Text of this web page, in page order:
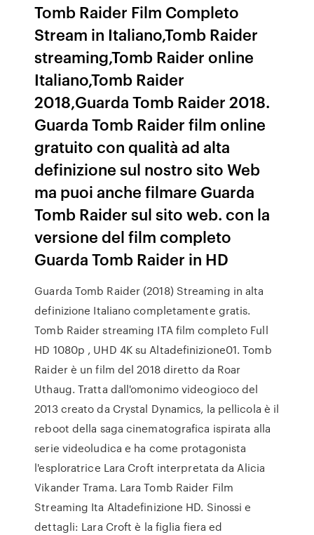
Tomb Raider Film Completo
Stream in Italiano,Tomb Raider
streaming,Tomb Raider online
Italiano,Tomb Raider
2018,Guarda Tomb Raider 2018.
Guarda Tomb Raider film online
gratuito con qualità ad alta
definizione sul nostro sito Web
ma puoi anche filmare Guarda
Tomb Raider sul sito web. con la
versione del film completo
Guarda Tomb Raider in HD
Guarda Tomb Raider (2018) Streaming in alta
definizione Italiano completamente gratis.
Tomb Raider streaming ITA film completo Full
HD 1080p , UHD 4K su Altadefinizione01. Tomb
Raider è un film del 2018 diretto da Roar
Uthaug. Tratta dall'omonimo videogioco del
2013 creato da Crystal Dynamics, la pellicola è il
reboot della saga cinematografica ispirata alla
serie videoludica e ha come protagonista
l'esploratrice Lara Croft interpretata da Alicia
Vikander Trama. Lara Tomb Raider Film
Streaming Ita Altadefinizione HD. Sinossi e
dettagli: Lara Croft è la figlia fiera ed